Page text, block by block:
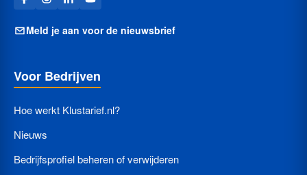
Meld je aan voor de nieuwsbrief
Voor Bedrijven
Hoe werkt Klustarief.nl?
Nieuws
Bedrijfsprofiel beheren of verwijderen